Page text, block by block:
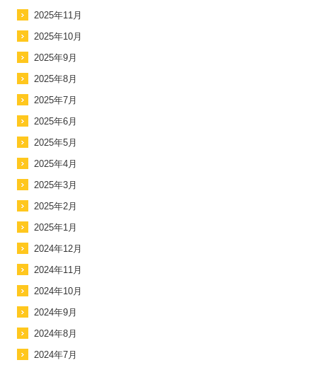
2025年11月
2025年10月
2025年9月
2025年8月
2025年7月
2025年6月
2025年5月
2025年4月
2025年3月
2025年2月
2025年1月
2024年12月
2024年11月
2024年10月
2024年9月
2024年8月
2024年7月